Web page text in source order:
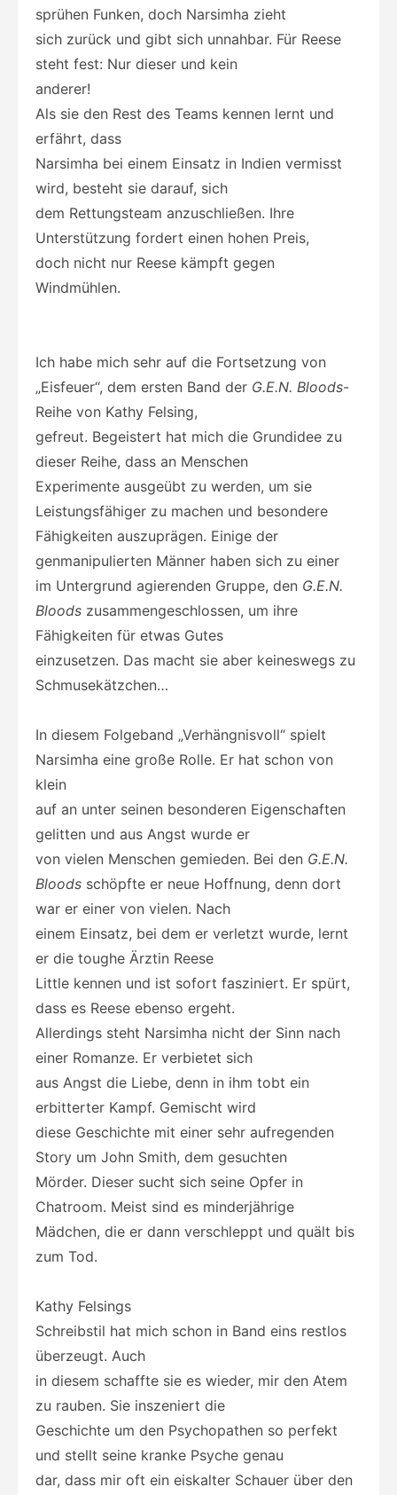
sprühen Funken, doch Narsimha zieht
sich zurück und gibt sich unnahbar. Für Reese
steht fest: Nur dieser und kein
anderer!
Als sie den Rest des Teams kennen lernt und
erfährt, dass
Narsimha bei einem Einsatz in Indien vermisst
wird, besteht sie darauf, sich
dem Rettungsteam anzuschließen. Ihre
Unterstützung fordert einen hohen Preis,
doch nicht nur Reese kämpft gegen
Windmühlen.
Ich habe mich sehr auf die Fortsetzung von
„Eisfeuer“, dem ersten Band der G.E.N. Bloods-
Reihe von Kathy Felsing,
gefreut. Begeistert hat mich die Grundidee zu
dieser Reihe, dass an Menschen
Experimente ausgeübt zu werden, um sie
Leistungsfähiger zu machen und besondere
Fähigkeiten auszuprägen. Einige der
genmanipulierten Männer haben sich zu einer
im Untergrund agierenden Gruppe, den G.E.N.
Bloods zusammengeschlossen, um ihre
Fähigkeiten für etwas Gutes
einzusetzen. Das macht sie aber keineswegs zu
Schmusekätzchen…
In diesem Folgeband „Verhängnisvoll“ spielt
Narsimha eine große Rolle. Er hat schon von
klein
auf an unter seinen besonderen Eigenschaften
gelitten und aus Angst wurde er
von vielen Menschen gemieden. Bei den G.E.N.
Bloods schöpfte er neue Hoffnung, denn dort
war er einer von vielen. Nach
einem Einsatz, bei dem er verletzt wurde, lernt
er die toughe Ärztin Reese
Little kennen und ist sofort fasziniert. Er spürt,
dass es Reese ebenso ergeht.
Allerdings steht Narsimha nicht der Sinn nach
einer Romanze. Er verbietet sich
aus Angst die Liebe, denn in ihm tobt ein
erbitterter Kampf. Gemischt wird
diese Geschichte mit einer sehr aufregenden
Story um John Smith, dem gesuchten
Mörder. Dieser sucht sich seine Opfer in
Chatroom. Meist sind es minderjährige
Mädchen, die er dann verschleppt und quält bis
zum Tod.
Kathy Felsings
Schreibstil hat mich schon in Band eins restlos
überzeugt. Auch
in diesem schaffte sie es wieder, mir den Atem
zu rauben. Sie inszeniert die
Geschichte um den Psychopathen so perfekt
und stellt seine kranke Psyche genau
dar, dass mir oft ein eiskalter Schauer über den